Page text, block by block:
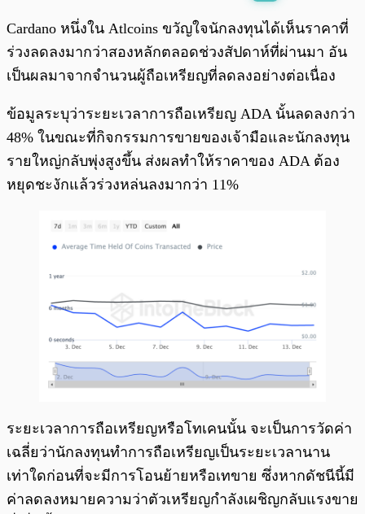
พร้อมเล่น 0:00
Cardano หนึ่งใน Atlcoins ขวัญใจนักลงทุนได้เห็นราคาที่
ร่วงลดลงมากว่าสองหลักตลอดช่วงสัปดาห์ที่ผ่านมา อัน
เป็นผลมาจากจำนวนผู้ถือเหรียญที่ลดลงอย่างต่อเนื่อง
ข้อมูลระบุว่าระยะเวลาการถือเหรียญ ADA นั้นลดลงกว่า
48% ในขณะที่กิจกรรมการขายของเจ้ามือและนักลงทุน
รายใหญ่กลับพุ่งสูงขึ้น ส่งผลทำให้ราคาของ ADA ต้อง
หยุดชะงักแล้วร่วงหล่นลงมากว่า 11%
ระยะเวลาการถือเหรียญหรือโทเคนนั้น จะเป็นการวัดค่า
เฉลี่ยว่านักลงทุนทำการถือเหรียญเป็นระยะเวลานาน
เท่าใดก่อนที่จะมีการโอนย้ายหรือเทขาย ซึ่งหากดัชนีนี้มี
ค่าลดลงหมายความว่าตัวเหรียญกำลังเผชิญกลับแรงขาย